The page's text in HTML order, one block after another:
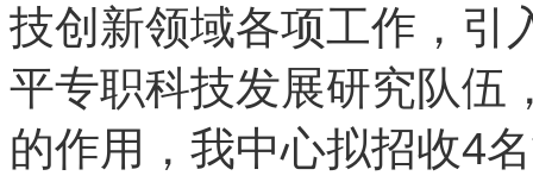
技创新领域各项工作，引
平专职科技发展研究队伍
的作用，我中心拟招收4